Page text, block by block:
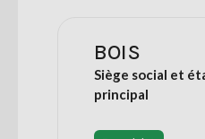
BOIS
Siège social et
principal